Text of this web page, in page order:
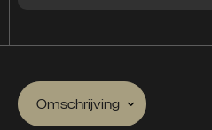
Omschrijving